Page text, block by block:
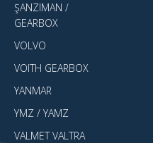
ŞANZIMAN /
GEARBOX
VOLVO
VOITH GEARBOX
YANMAR
YMZ / YAMZ
VALMET VALTRA